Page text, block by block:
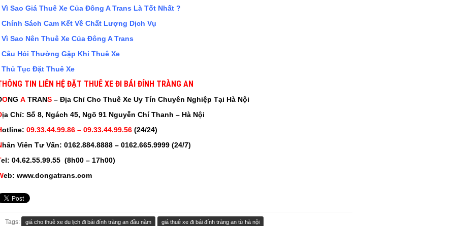
Vì Sao Giá Thuê Xe Của Đông A Trans Là Tốt Nhất ?
Chính Sách Cam Kết Về Chất Lượng Dịch Vụ
Vì Sao Nên Thuê Xe Của Đông A Trans
Câu Hỏi Thường Gặp Khi Thuê Xe
Thủ Tục Đặt Thuê Xe
TIN LIÊN HỆ ĐẶT THUÊ XE ĐI BÁI ĐÍNH TRÀNG AN
ONG A TRANS – Địa Chỉ Cho Thuê Xe Uy Tín Chuyên Nghiệp Tại Hà Nội
ịa Chỉ: Số 8, Ngách 45, Ngõ 91 Nguyễn Chí Thanh – Hà Nội
otline: 09.33.44.99.86 – 09.33.44.99.56 (24/24)
hân Viên Tư Vấn: 0162.884.8888 – 0162.665.9999 (24/7)
el: 04.62.55.99.55 (8h00 – 17h00)
eb: www.dongatrans.com
Tags: giá cho thuê xe du lịch đi bái đính tràng an đầu năm
giá thuê xe đi bái đính tràng an từ hà nội